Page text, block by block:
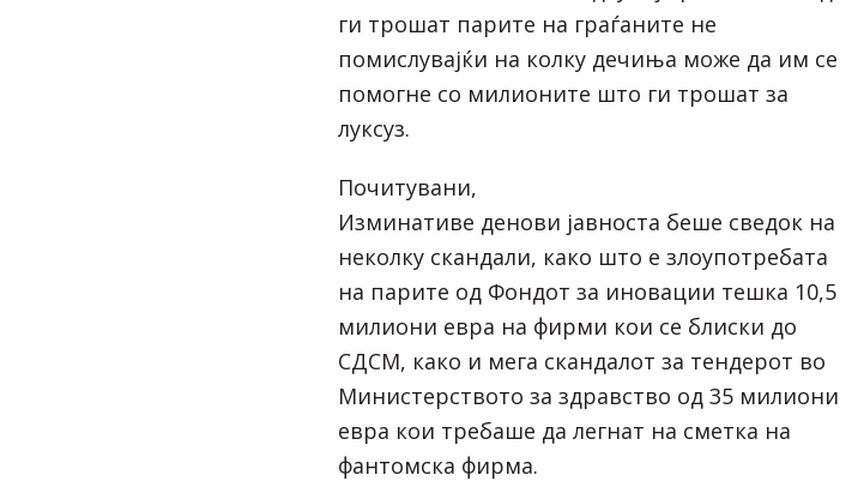
ги трошат парите на граѓаните не
помислувајќи на колку дечиња може да им се
помогне со милионите што ги трошат за
луксуз.
Почитувани,
Изминативе денови јавноста беше сведок на
неколку скандали, како што е злоупотребата
на парите од Фондот за иновации тешка 10,5
милиони евра на фирми кои се блиски до
СДСМ, како и мега скандалот за тендерот во
Министерството за здравство од 35 милиони
евра кои требаше да легнат на сметка на
фантомска фирма.